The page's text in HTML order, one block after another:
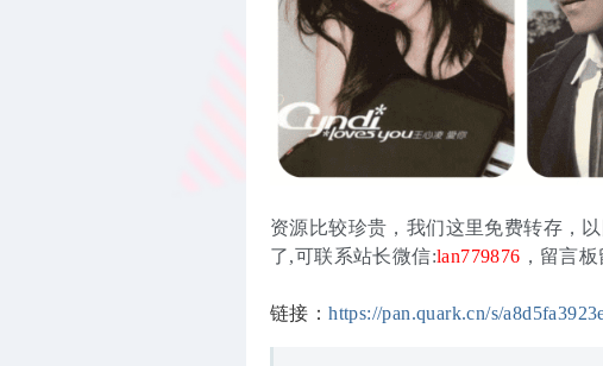
资源比较珍贵，我们这里免费转存，
了,可联系站长微信:lan779876 ，留言
链接：https://pan.quark.cn/s/